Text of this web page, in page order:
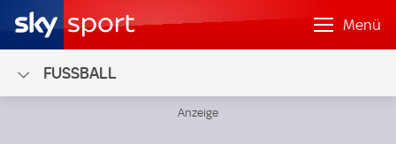
Menü
FUSSBALL